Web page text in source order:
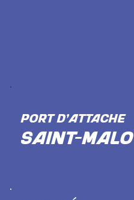
PORT D'ATTACHE
Saint-Malo